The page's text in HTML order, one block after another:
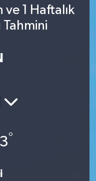
ve 1 Haftalık
°